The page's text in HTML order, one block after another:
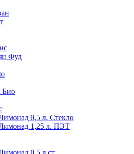
Фуд
Био
0,5 л. Стекло
1,25 л. ПЭТ
0,5 л ст